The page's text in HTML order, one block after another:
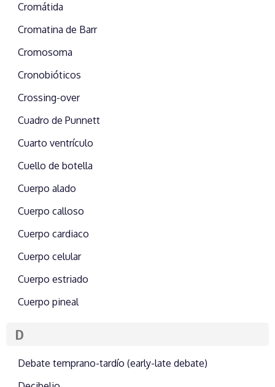
Cromátida
Cromatina de Barr
Cromosoma
Cronobióticos
Crossing-over
Cuadro de Punnett
Cuarto ventrículo
Cuello de botella
Cuerpo alado
Cuerpo calloso
Cuerpo cardiaco
Cuerpo celular
Cuerpo estriado
Cuerpo pineal
D
Debate temprano-tardío (early-late debate)